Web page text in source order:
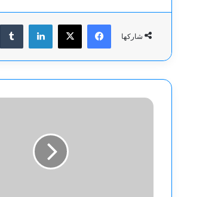
شاركها
فيسبوك
‫X لينكدإن
اعترافات